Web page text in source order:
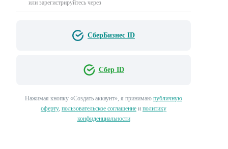
или зарегистрируйтесь через
СберБизнес ID
Сбер ID
Нажимая кнопку «‎Создать аккаунт»‎, я принимаю публичную
оферту, пользовательское соглашение и политику
конфиденциальности